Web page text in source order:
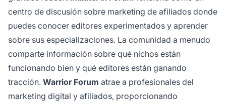
centro de discusión sobre marketing de afiliados donde
puedes conocer editores experimentados y aprender
sobre sus especializaciones. La comunidad a menudo
comparte información sobre qué nichos están
funcionando bien y qué editores están ganando
tracción. Warrior Forum atrae a profesionales del
marketing digital y afiliados, proporcionando